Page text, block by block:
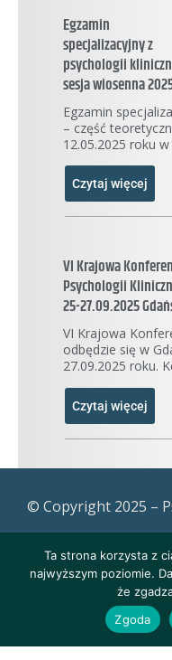
Egzamin
specjalizacyjny z
psychologii
sesja wiosenna
Egzamin
– część
12.05.2025 roku
Czytaj więcej
VI Krajowa
Psychologii
25-27.09.2025
VI Krajowa
odbędzie się w
27.09.2025 roku.
Czytaj więcej
© Copyright 2025 –
Ta strona korzysta z
najwyższym poziomie.
że
Zgoda